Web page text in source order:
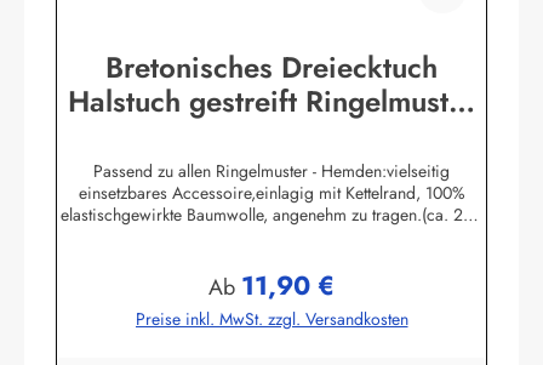
Bretonisches Dreiecktuch
Halstuch gestreift Ringelmuster
Passend zu allen Ringelmuster - Hemden:vielseitig
einsetzbares Accessoire,einlagig mit Kettelrand, 100%
elastischgewirkte Baumwolle, angenehm zu tragen.(ca. 225
Bekleidungswerk GmbHHeglitzer Str. 1226409
Wittmundinfo@modas-bekleidung.de
Regulärer Preis:
Ab 11,90 €
Preise inkl. MwSt. zzgl. Versandkosten